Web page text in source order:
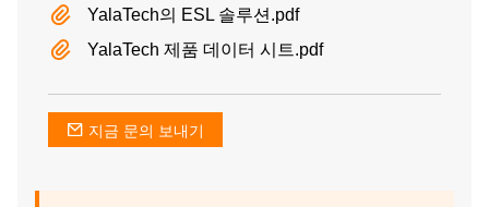
YalaTech의 ESL 솔루션.pdf
YalaTech 제품 데이터 시트.pdf
지금 문의 보내기